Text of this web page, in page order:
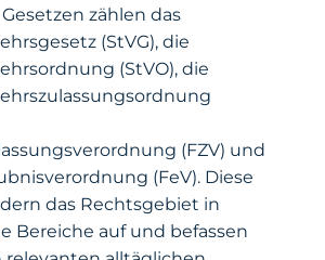
zählen das
(StVG), die
(StVO), die
(FZV) und
(FeV). Diese
das Rechtsgebiet in
Bereiche auf und befassen